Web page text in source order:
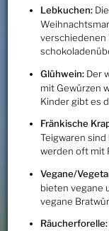
Lebkuchen:
verschiedenen
Glühwein:Der
mit Gewürzen
Kinder gibt es
Fränkische
Teigwaren
werden oft mit
Vegane/
bieten vegane
vegane
Räucherforelle: